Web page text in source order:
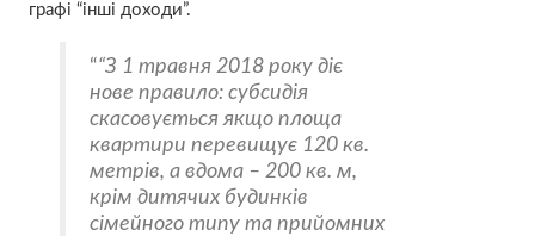
графі “інші доходи”.
“З 1 травня 2018 року діє
нове правило: субсидія
скасовується якщо площа
квартири перевищує 120 кв.
метрів, а вдома – 200 кв. м,
крім дитячих будинків
сімейного типу та прийомних